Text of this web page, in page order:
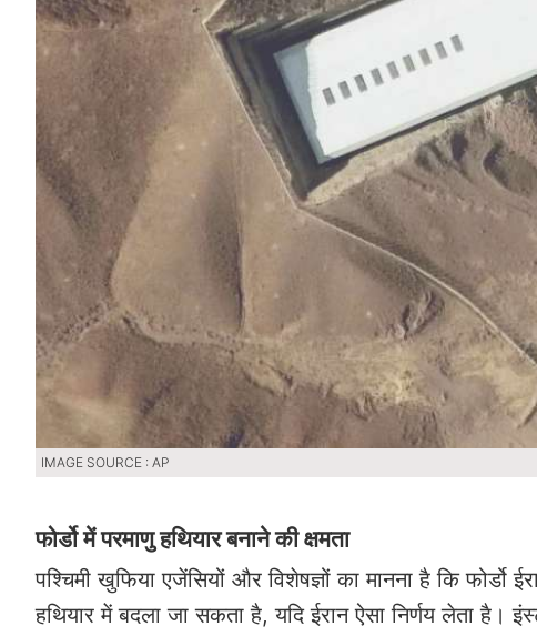
IMAGE SOURCE : AP
फोर्डो में परमाणु हथियार बनाने की क्षमता
पश्चिमी खुफिया एजेंसियों और विशेषज्ञों का मानना है कि फोर्डो
हथियार में बदला जा सकता है, यदि ईरान ऐसा निर्णय लेता है।